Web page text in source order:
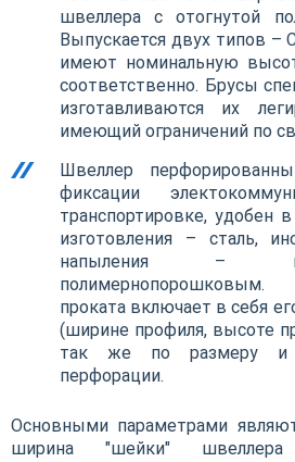
швеллера с отогнутой
Выпускается двух типов
имеют номинальную
соответственно. Брусы
изготавливаются их
имеющий ограничений по
Швеллер
фиксации
транспортировке, удобен
изготовления – сталь,
напыления –
проката включает в себя
(ширине профиля, высоте
так же по размеру и
перфорации.
Основными параметрами
ширина "шейки"